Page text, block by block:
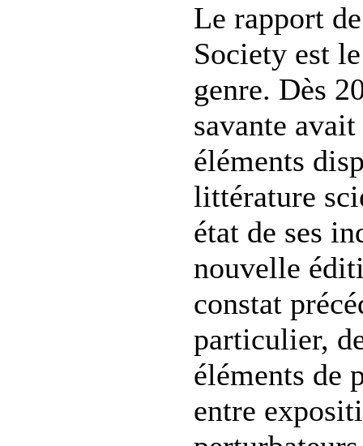
Le rapport
Society est
genre. Dès
savante
éléments
littérature
état de ses
nouvelle
constat
particulier,
éléments de
entre